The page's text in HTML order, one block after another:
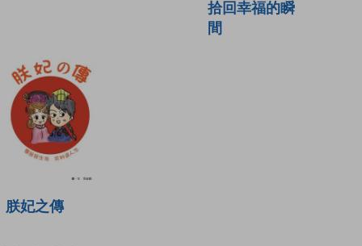
拾回幸福的瞬
間
朕妃之傳